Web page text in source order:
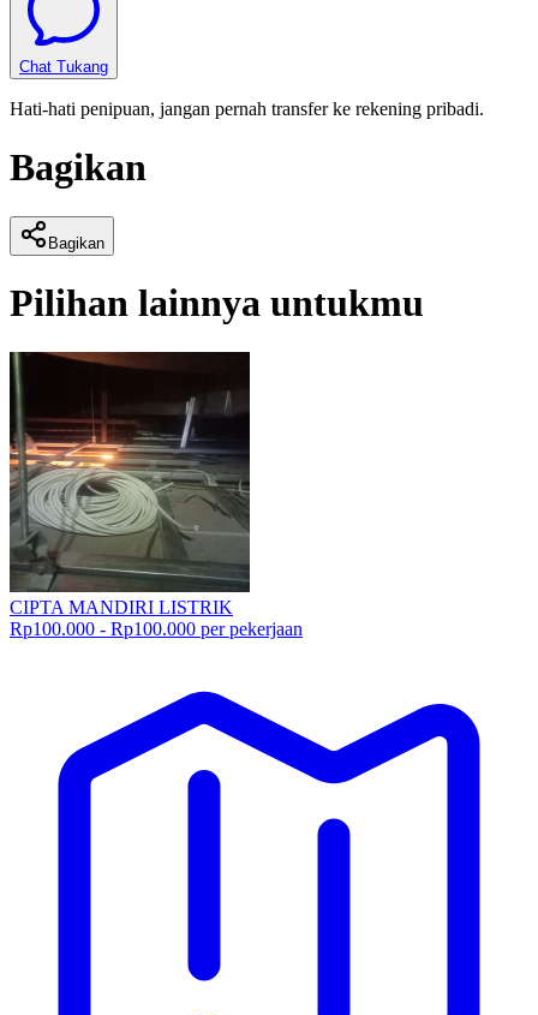
Chat Tukang
Hati-hati penipuan, jangan pernah transfer ke rekening pribadi.
Bagikan
Bagikan
Pilihan lainnya untukmu
CIPTA MANDIRI LISTRIK
Rp100.000 - Rp100.000 per pekerjaan